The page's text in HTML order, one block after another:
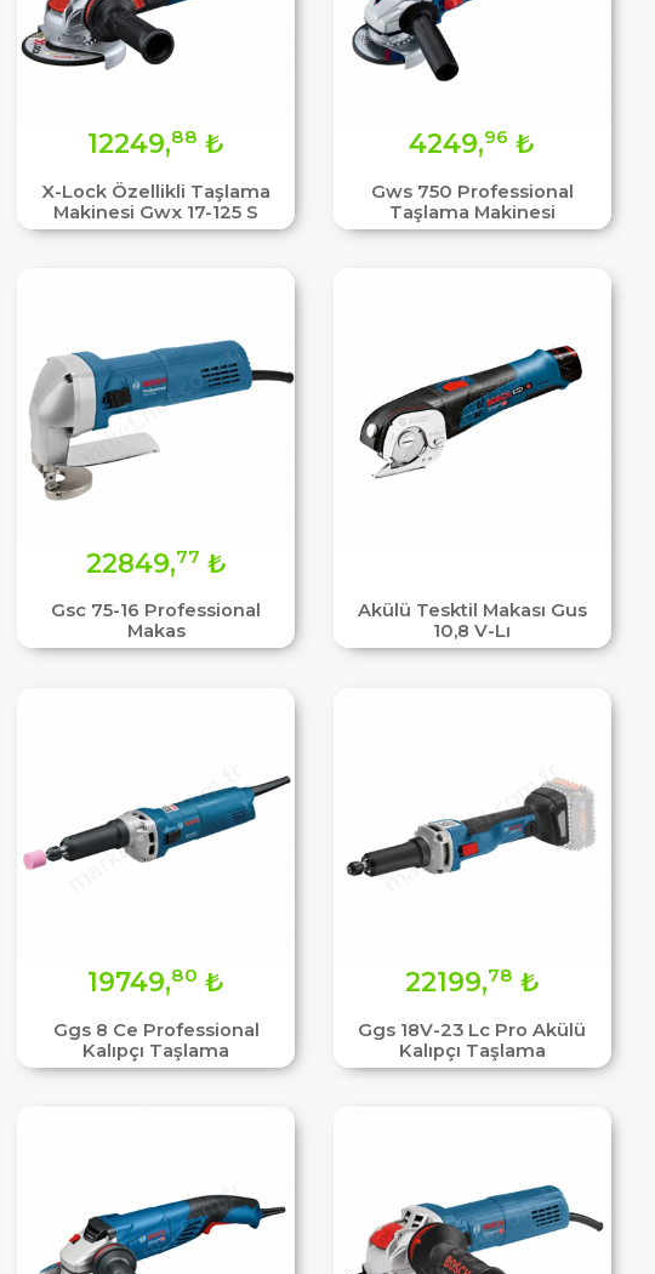
X-Lock Özellikli Taşlama
Makinesi Gwx 17-125 S
12249,88 ₺
Gws 750 Professional
Taşlama Makinesi
4249,96 ₺
Gsc 75-16 Professional
Makas
22849,77 ₺
Akülü Tesktil Makası Gus
10,8 V-Lı
Ggs 8 Ce Professional
Kalıpçı Taşlama
19749,80 ₺
Ggs 18V-23 Lc Pro Akülü
Kalıpçı Taşlama
22199,78 ₺